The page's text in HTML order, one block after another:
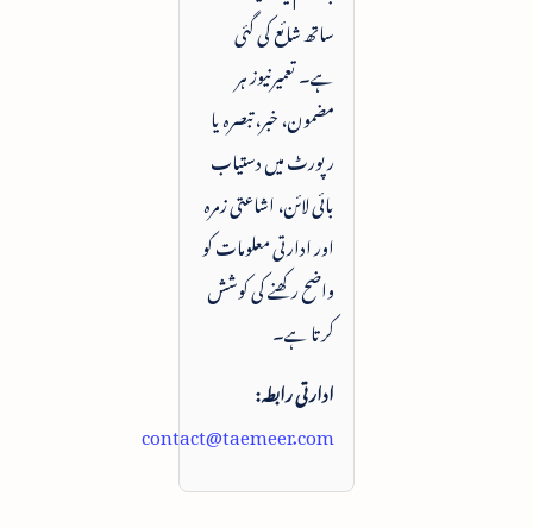
ساتھ شائع کی گئی
ہے۔ تعمیرنیوز ہر
مضمون، خبر، تبصرہ یا
رپورٹ میں دستیاب
بائی لائن، اشاعتی زمرہ
اور ادارتی معلومات کو
واضح رکھنے کی کوشش
کرتا ہے۔
ادارتی رابطہ:
contact@taemeer.com